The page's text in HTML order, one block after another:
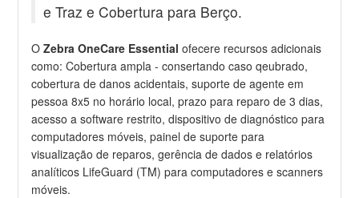
e Traz e Cobertura para Berço.
O Zebra OneCare Essential ofecere recursos adicionais
como: Cobertura ampla - consertando caso qeubrado,
cobertura de danos acidentais, suporte de agente em
pessoa 8x5 no horário local, prazo para reparo de 3 dias,
acesso a software restrito, dispositivo de diagnóstico para
computadores móveis, painel de suporte para
visualização de reparos, gerência de dados e relatórios
analíticos LifeGuard (TM) para computadores e scanners
móveis.